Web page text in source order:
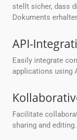
stellt sicher, dass
Dokuments
API-
Easily integrate
applications using
Facilitate
sharing and editing.